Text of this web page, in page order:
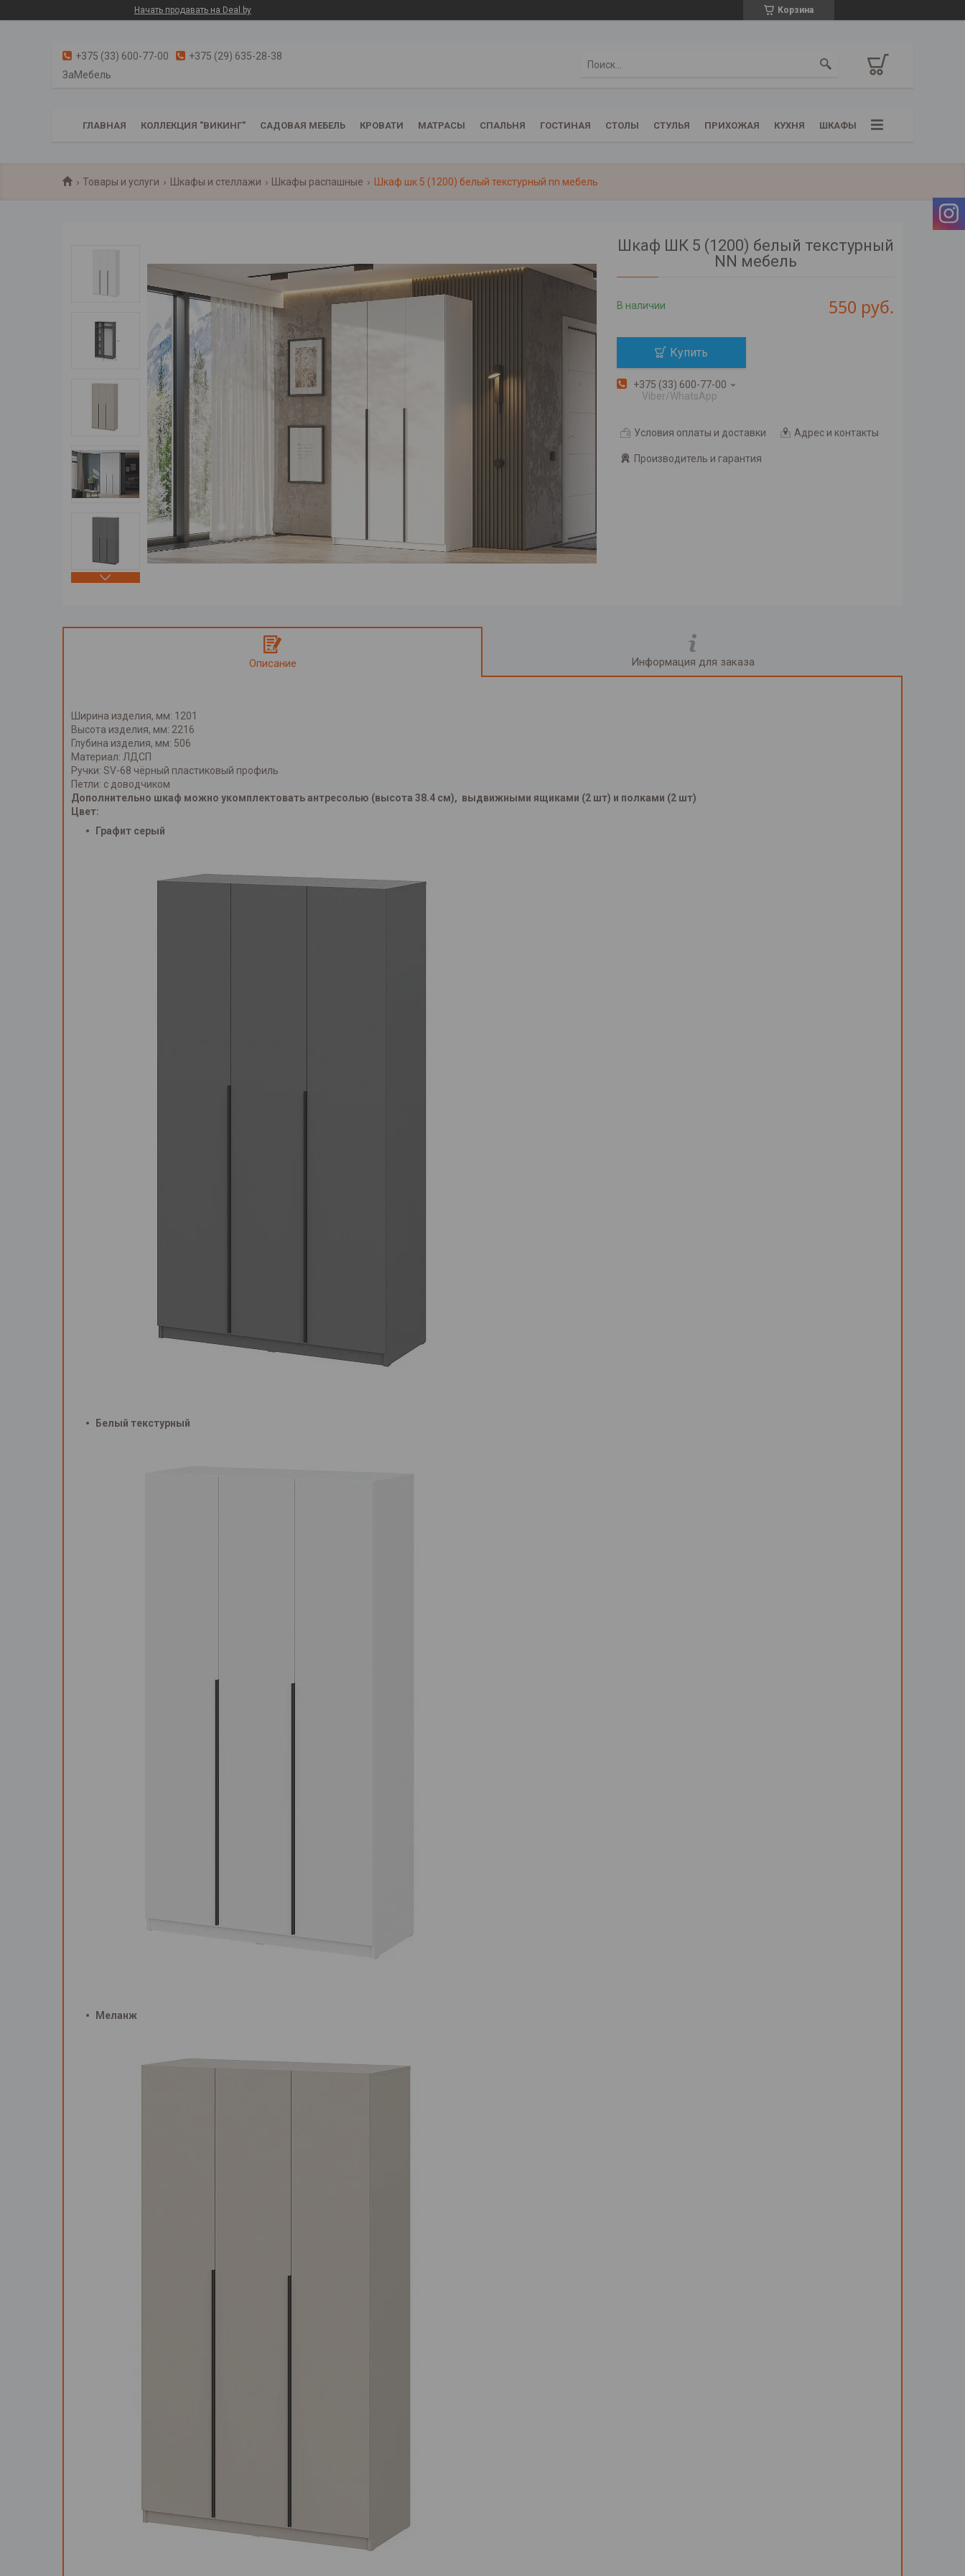
Начать продавать на Deal.by Корзина
+375 (33) 600-77-00
+375 (29) 635-28-38
ЗаМебель
ГЛАВНАЯ КОЛЛЕКЦИЯ "ВИКИНГ" САДОВАЯ МЕБЕЛЬ КРОВАТИ МАТРАСЫ СПАЛЬНЯ ГОСТИНАЯ СТОЛЫ СТУЛЬЯ ПРИХОЖАЯ КУХНЯ ШКАФЫ
Товары и услуги Шкафы и стеллажи Шкафы распашные Шкаф шк 5 (1200) белый текстурный nn мебель
Шкаф ШК 5 (1200) белый текстурный
NN мебель
В наличии 550 руб.
Купить
+375 (33) 600-77-00
Viber/WhatsApp
Условия оплаты и доставки Адрес и контакты
Производитель и гарантия
Описание Информация для заказа
Ширина изделия, мм: 1201
Высота изделия, мм: 2216
Глубина изделия, мм: 506
Материал: ЛДСП
Ручки: SV-68 чёрный пластиковый профиль
Петли: с доводчиком
Дополнительно шкаф можно укомплектовать антресолью (высота 38.4 см), выдвижными ящиками (2 шт) и полками (2 шт)
Цвет:
Графит серый
Белый текстурный
Меланж